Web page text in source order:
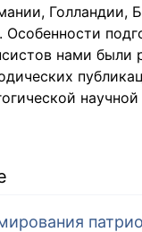
Голландии,
нами были